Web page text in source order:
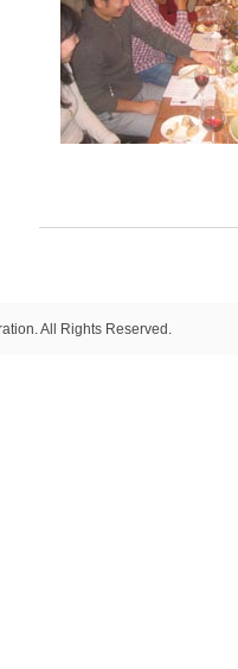
All Rights Reserved.